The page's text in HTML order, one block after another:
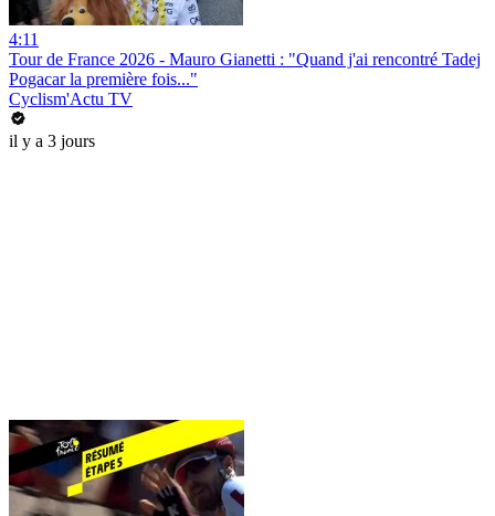
4:11
Tour de France 2026 - Mauro Gianetti : "Quand j'ai rencontré Tadej
Pogacar la première fois..."
Cyclism'Actu TV
il y a 3 jours